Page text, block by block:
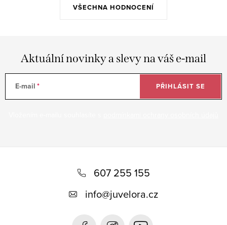
VŠECHNA HODNOCENÍ
Aktuální novinky a slevy na váš e-mail
E-mail PŘIHLÁSIT SE
607 255 155
info@juvelora.cz